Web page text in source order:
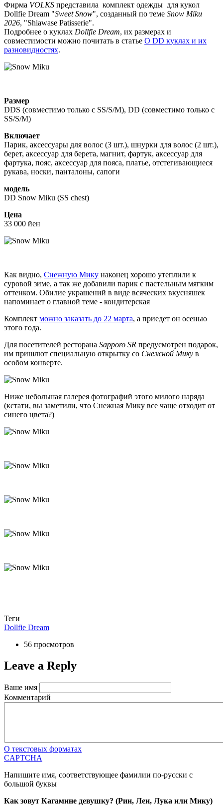
Фирма VOLKS представила комплект одежды для кукол
Dollfie Dream "Sweet Snow", созданный по теме Snow Miku
2026, "Shiawase Patisserie".
Подробнее о куклах Dollfie Dream, их размерах и
совместимости можно почитать в статье О DD куклах и их
разновидностях.
Размер
DDS (совместимо только с SS/S/M), DD (совместимо только с
SS/S/M)
Включает
Парик, аксессуары для волос (3 шт.), шнурки для волос (2 шт.),
берет, аксессуар для берета, магнит, фартук, аксессуар для
фартука, пояс, аксессуар для пояса, платье, отстегивающиеся
рукава, носки, панталоны, сапоги
модель
DD Snow Miku (SS chest)
Цена
33 000 йен
Как видно, Снежную Мику наконец хорошо утеплили к
суровой зиме, а так же добавили парик с пастельным мягким
оттенком. Обилие украшений в виде всяческих вкусняшек
напоминает о главной теме - кондитерская
Комплект можно заказать до 22 марта, а приедет он осенью
этого года.
Для посетителей ресторана Sapporo SR предусмотрен подарок,
им пришлют специальную открытку со Снежной Мику в
особом конверте.
Ниже небольшая галерея фотографий этого милого наряда
(кстати, вы заметили, что Снежная Мику все чаще отходит от
синего цвета?)
Теги
Dollfie Dream
56 просмотров
Leave a Reply
Ваше имя
Комментарий
О текстовых форматах
CAPTCHA
Напишите имя, соответствующее фамилии по-русски с
большой буквы
Как зовут Кагамине девушку? (Рин, Лен, Лука или Мику)